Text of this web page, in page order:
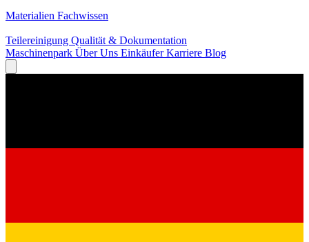
Materialien Fachwissen
Teilereinigung Qualität & Dokumentation
Maschinenpark Über Uns EinkäuferKarriere Blog